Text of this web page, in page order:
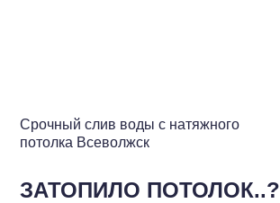
Срочный слив воды с натяжного
потолка Всеволжск
ЗАТОПИЛО ПОТОЛОК..?